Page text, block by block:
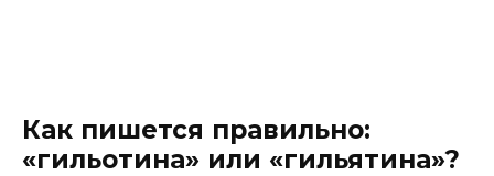
Как пишется правильно:
«гильотина» или «гильятина»?